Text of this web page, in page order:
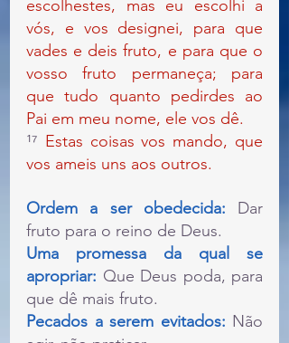
escolhestes, mas eu escolhi a
vós, e vos designei, para que
vades e deis fruto, e para que o
vosso fruto permaneça; para
que tudo quanto pedirdes ao
Pai em meu nome, ele vos dê.
¹⁷ Estas coisas vos mando, que
vos ameis uns aos outros.
Ordem a ser obedecida: Dar
fruto para o reino de Deus.
Uma promessa da qual se
apropriar: Que Deus poda, para
que dê mais fruto.
Pecados a serem evitados: Não